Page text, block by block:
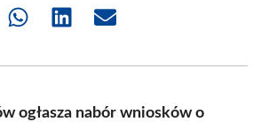
Share Share Share
ogłasza nabór wniosków o